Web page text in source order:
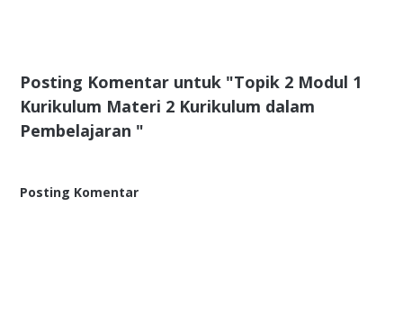
Posting Komentar untuk "Topik 2 Modul 1
Kurikulum Materi 2 Kurikulum dalam
Pembelajaran "
Posting Komentar